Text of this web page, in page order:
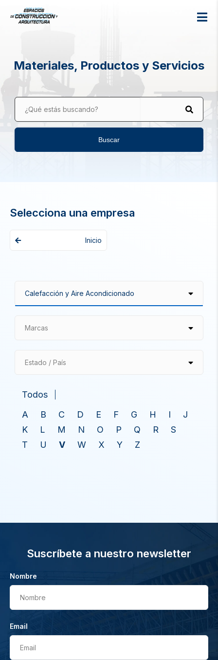
Materiales, Productos y Servicios
¿Qué estás buscando?
Buscar
Selecciona una empresa
Inicio
Marcas
Estado / País
Todos
A
B C D E F G H I
J
K
L M N O P Q R
S
T
U V W X Y Z
Suscríbete a nuestro newsletter
Nombre
Nombre
Email
Email